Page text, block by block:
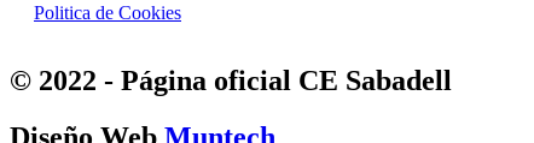
Politica de Cookies
© 2022 - Página oficial CE Sabadell
Diseño Web Muntech